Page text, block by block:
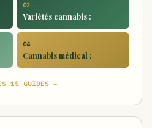
02
Variétés cannabis :
04
Cannabis médical :
15 GUIDES →